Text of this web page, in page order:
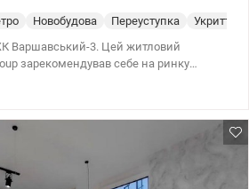
Новобудова Переуступка
Укриття
Варшавський-3. Цей житловий
зарекомендував себе на ринку
вимогам енергонезалежності та
14-25. Опалення автономне. Є
від забудовника, що гарантує
та роботу ліфтів. Також
укриття. Охорона будинку та консьєрж